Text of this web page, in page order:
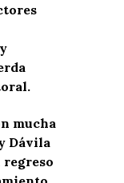
mucha
Dávila
regreso